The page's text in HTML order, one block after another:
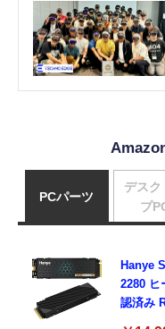
PCパーツ
Hanye
2280 ヒ
認済み
デスク
プ